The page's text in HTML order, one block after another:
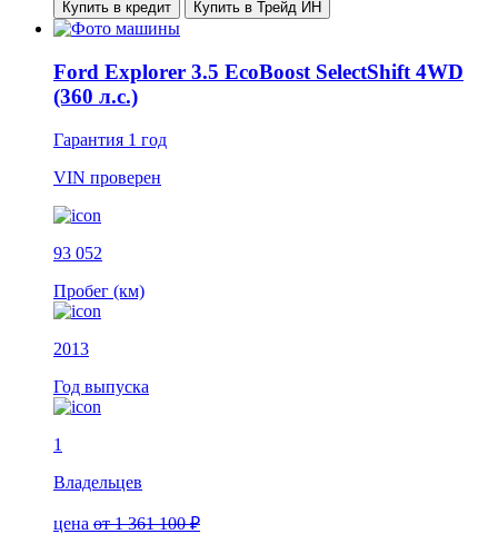
Купить в кредит Купить в Трейд ИН
Ford Explorer 3.5 EcoBoost SelectShift 4WD
(360 л.с.)
Гарантия 1 год
VIN проверен
93 052
Пробег (км)
2013
Год выпуска
1
Владельцев
цена от 1 361 100 ₽